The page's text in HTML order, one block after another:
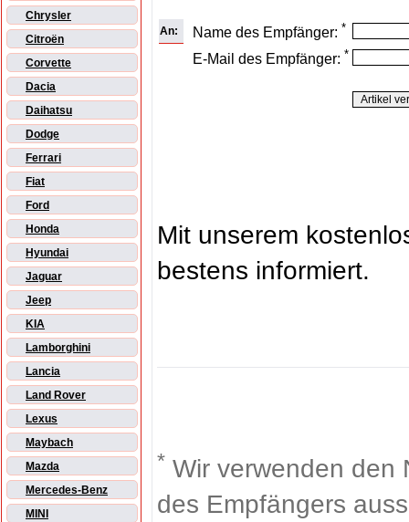
Chrysler
Citroën
Corvette
Dacia
Daihatsu
Dodge
Ferrari
Fiat
Ford
Honda
Hyundai
Jaguar
Jeep
KIA
Lamborghini
Lancia
Land Rover
Lexus
Maybach
Mazda
Mercedes-Benz
MINI
An: Name des Empfänger: *
E-Mail des Empfänger: *
Mit unserem
bestens informiert.
* Wir verwenden den
des Empfängers